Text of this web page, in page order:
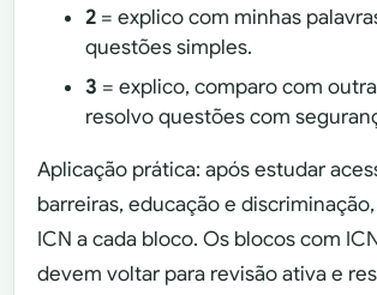
2 = explico com minhas
questões simples.
3 = explico, comparo com
resolvo questões com
Aplicação prática: após estudar
barreiras, educação e
ICN a cada bloco. Os blocos com
devem voltar para revisão ativa e